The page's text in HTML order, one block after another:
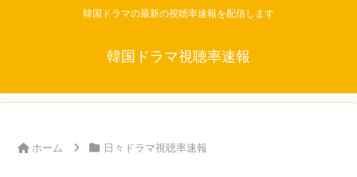
韓国ドラマの最新の視聴率速報を配信します
韓国ドラマ視聴率速報
ホーム 日々ドラマ視聴率速報